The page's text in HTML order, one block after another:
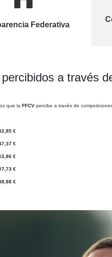
Federativa
a través
que la FFCVpercibe a través de
€
€
€
€
€